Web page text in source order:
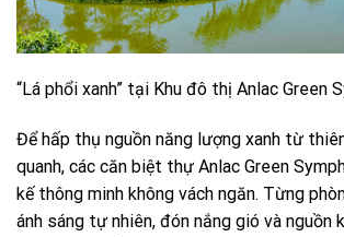
“Lá phổi xanh” tại Khu đô thị Anlac Green
Để hấp thụ nguồn năng lượng xanh từ
quanh, các căn biệt thự Anlac Green
kế thông minh không vách ngăn. Từng
ánh sáng tự nhiên, đón nắng gió và nguồn